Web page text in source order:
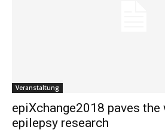
Veranstaltung
epiXchange2018 paves
epilepsy research